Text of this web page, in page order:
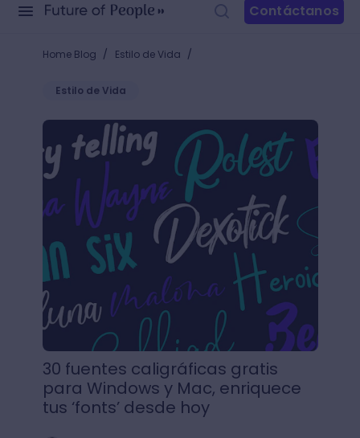
Contáctanos
Home Blog / Estilo de Vida /
Estilo de Vida
30 fuentes caligráficas gratis para Windows y Mac,
30 fuentes caligráficas gratis
para Windows y Mac, enriquece
tus ‘fonts’ desde hoy